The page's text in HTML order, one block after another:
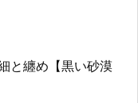
と纏め【黒い砂漠